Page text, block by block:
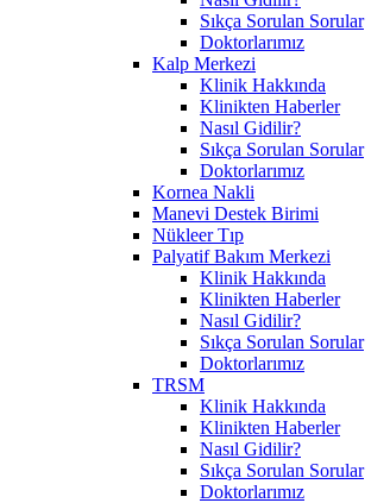
Sıkça Sorulan Sorular
Doktorlarımız
Kalp Merkezi
Klinik Hakkında
Klinikten Haberler
Nasıl Gidilir?
Sıkça Sorulan Sorular
Doktorlarımız
Kornea Nakli
Manevi Destek Birimi
Nükleer Tıp
Palyatif Bakım Merkezi
Klinik Hakkında
Klinikten Haberler
Nasıl Gidilir?
Sıkça Sorulan Sorular
Doktorlarımız
TRSM
Klinik Hakkında
Klinikten Haberler
Nasıl Gidilir?
Sıkça Sorulan Sorular
Doktorlarımız